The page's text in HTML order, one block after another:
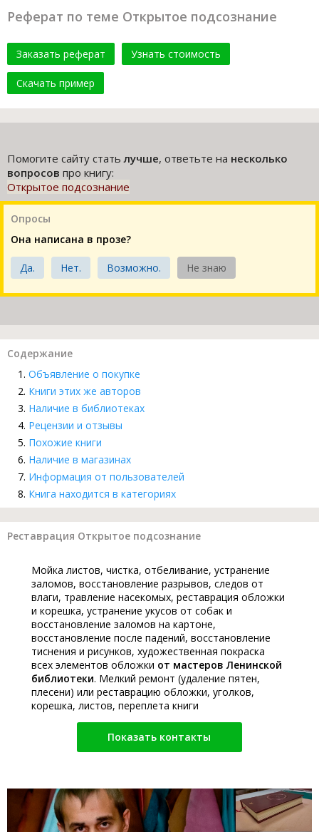
Реферат по теме Открытое подсознание
Заказать реферат Узнать стоимость
Скачать пример
Помогите сайту статьлучше, ответьте на несколько
вопросов про книгу:
Открытое подсознание
Опросы
Она написана в прозе?
Да. Нет. Возможно. Не знаю
Содержание
Объявление о покупке
Книги этих же авторов
Наличие в библиотеках
Рецензии и отзывы
Похожие книги
Наличие в магазинах
Информация от пользователей
Книга находится в категориях
Реставрация Открытое подсознание
Мойка листов, чистка, отбеливание, устранение
заломов, восстановление разрывов, следов от
влаги, травление насекомых, реставрация обложки
и корешка, устранение укусов от собак и
восстановление заломов на картоне,
восстановление после падений, восстановление
тиснения и рисунков, художественная покраска
всех элементов обложки от мастеров Ленинской
библиотеки. Мелкий ремонт (удаление пятен,
плесени) или реставрацию обложки, уголков,
корешка, листов, переплета книги
Показать контакты